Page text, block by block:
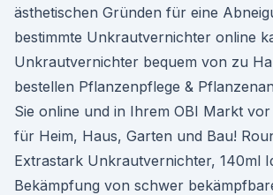
ästhetischen Gründen für eine
bestimmte Unkrautvernichter online
Unkrautvernichter bequem von zu
bestellen Pflanzenpflege &
Sie online und in Ihrem OBI Markt
für Heim, Haus, Garten und Bau!
Extrastark Unkrautvernichter, 140ml
Bekämpfung von schwer